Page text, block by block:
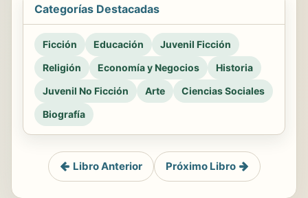
Categorías Destacadas
Ficción Educación
Juvenil Ficción
Religión
Economía y Negocios
Historia
Juvenil No Ficción
Arte
Ciencias Sociales
Biografía
Libro Anterior Próximo Libro